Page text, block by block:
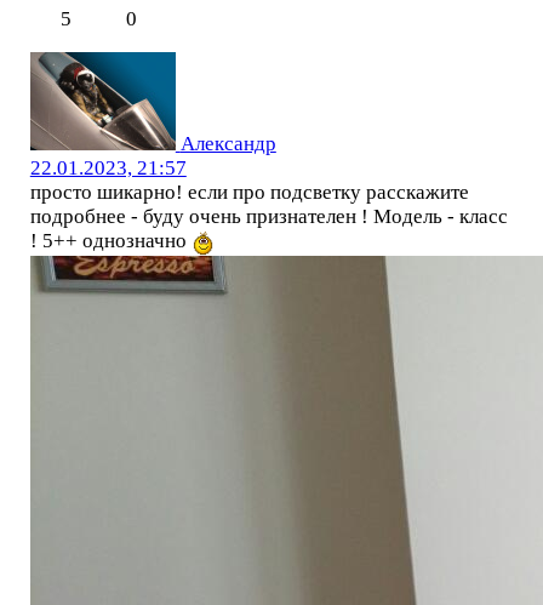
5
0
Александр
22.01.2023, 21:57
просто шикарно! если про подсветку расскажите
подробнее - буду очень признателен ! Модель - класс
! 5++ однозначно